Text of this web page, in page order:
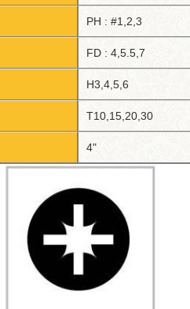
PH : #1,2,3
FD : 4,5.5,7
H3,4,5,6
T10,15,20,30
4"